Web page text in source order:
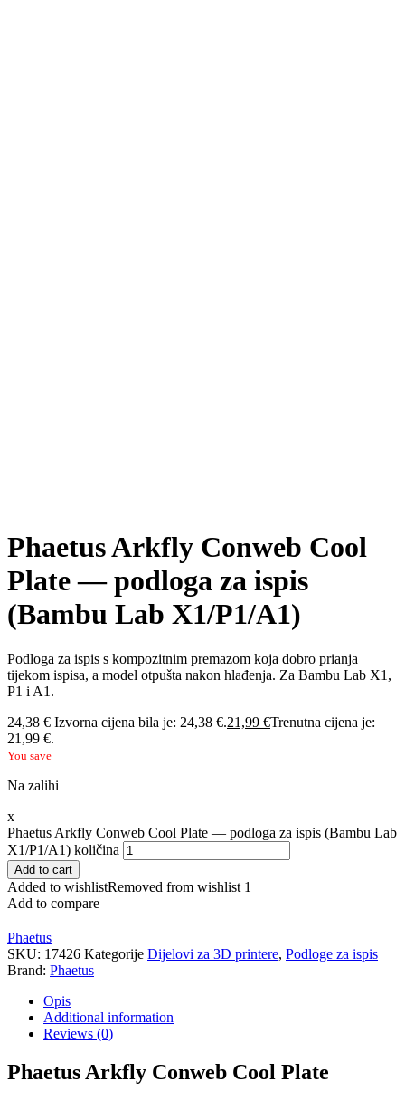
Phaetus Arkfly Conweb Cool
Plate — podloga za ispis
(Bambu Lab X1/P1/A1)
Podloga za ispis s kompozitnim premazom koja dobro prianja
tijekom ispisa, a model otpušta nakon hlađenja. Za Bambu Lab X1,
P1 i A1.
24,38€ Izvorna cijena bila je: 24,38 €.21,99 €Trenutna cijena je:
21,99 €.
You save
Na zalihi
x
Phaetus Arkfly Conweb Cool Plate — podloga za ispis (Bambu Lab
X1/P1/A1) količina
Add to cart
Added to wishlistRemoved from wishlist 1
Add to compare
Phaetus
SKU: 17426 Kategorije Dijelovi za 3D printere, Podloge za ispis
Brand: Phaetus
Opis
Additional information
Reviews (0)
Phaetus Arkfly Conweb Cool Plate